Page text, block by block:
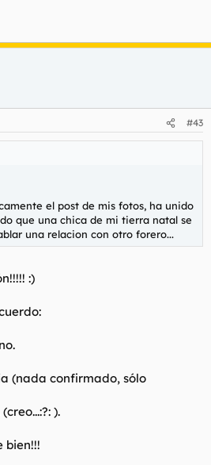
#43
el post de mis fotos, ha unido
que una chica de mi tierra natal se
una relacion con otro forero...
:)
(nada confirmado, sólo
).
bien!!!